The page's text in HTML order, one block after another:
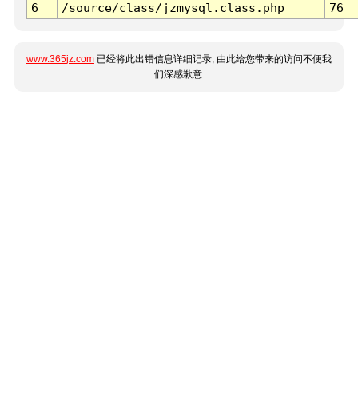
6
/source/class/jzmysql.class.php 76
www.365jz.com 已经将此出错信息详细记录, 由此给您带来的访问不便我
们深感歉意.